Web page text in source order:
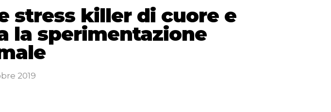
stress killer di cuore e
la sperimentazione
2019